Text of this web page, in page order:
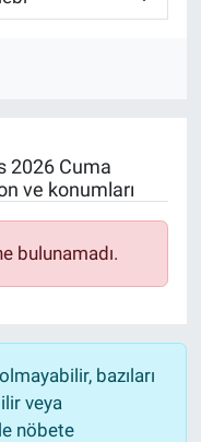
2026 Cuma
ve konumları
bulunamadı.
bazıları
veya
nöbete